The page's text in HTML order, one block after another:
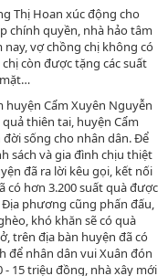
Thị Hoan xúc động cho
chính quyền, nhà hảo tâm
nay, vợ chồng chị không có
còn được tặng các suất
huyện Cẩm Xuyên Nguyễn
thiên tai, huyện Cẩm
sống cho nhân dân. Để
sách và gia đình chịu thiệt
đã ra lời kêu gọi, kết nối
có hơn 3.200 suất quà được
phương cũng phấn đấu,
khó khăn sẽ có quà
trên địa bàn huyện đã có
để nhân dân vui Xuân đón
15 triệu đồng, nhà xây mới